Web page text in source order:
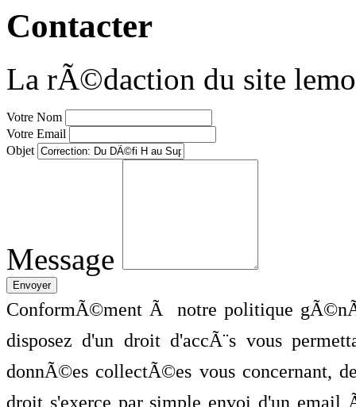
Contacter
La rÃ©daction du site
Votre Nom
Votre Email
Objet
Message
ConformÃ©ment Ã notre politique
disposez d'un droit d'accÃ¨s vous
donnÃ©es collectÃ©es vous concernant,
droit s'exerce par simple envoi d'un